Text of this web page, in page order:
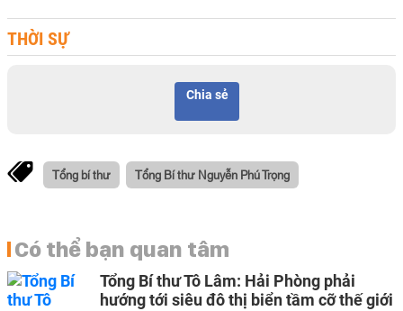
THỜI SỰ
Chia sẻ
Tổng bí thư Tổng Bí thư Nguyễn Phú Trọng
Có thể bạn quan tâm
Tổng Bí thư Tô Lâm: Hải Phòng phải
hướng tới siêu đô thị biển tầm cỡ thế giới